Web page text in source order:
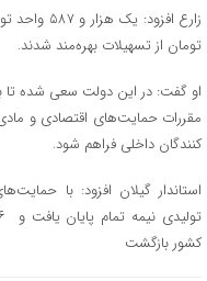
تومان از تسهیلات بهره‌مند شدند.
او گفت: در این دولت سعی شده تا
مقررات حمایت‌های اقتصادی و
کنندگان داخلی فراهم شود.
کشور بازگشت